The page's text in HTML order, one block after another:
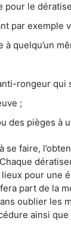
pour le
par exemple
quelqu’un
rongeur qui
;
des pièges à
se faire,
pour une
part de la
oublier les
ainsi